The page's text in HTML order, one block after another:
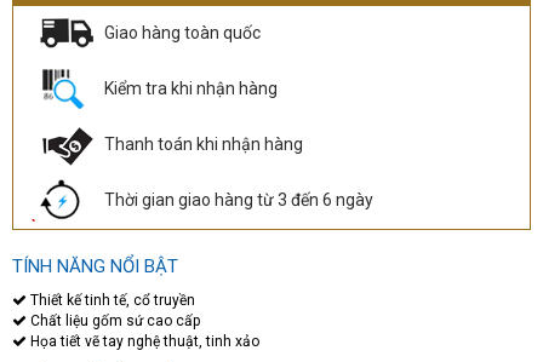
Giao hàng toàn quốc
Kiểm tra khi nhận hàng
Thanh toán khi nhận hàng
Thời gian giao hàng từ 3 đến 6 ngày
TÍNH NĂNG NỔI BẬT
Thiết kế tinh tế, cổ truyền
Chất liệu gốm sứ cao cấp
Họa tiết vẽ tay nghệ thuật, tinh xảo